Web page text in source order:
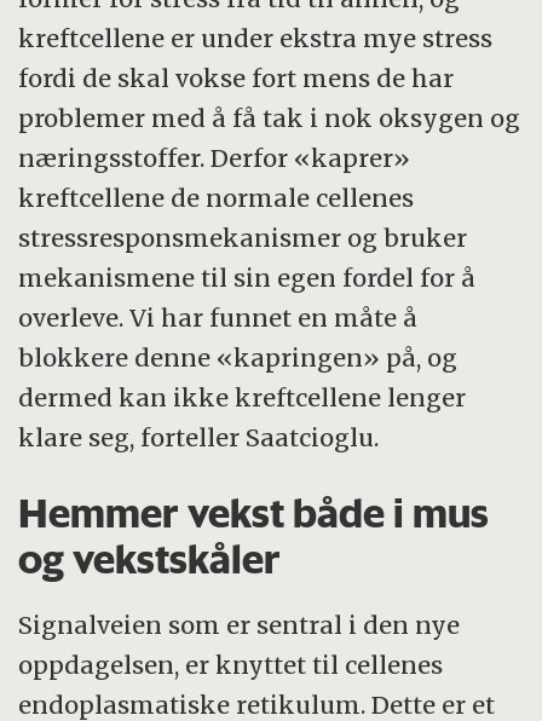
kreftcellene er under ekstra mye stress
fordi de skal vokse fort mens de har
problemer med å få tak i nok oksygen og
næringsstoffer. Derfor «kaprer»
kreftcellene de normale cellenes
stressresponsmekanismer og bruker
mekanismene til sin egen fordel for å
overleve. Vi har funnet en måte å
blokkere denne «kapringen» på, og
dermed kan ikke kreftcellene lenger
klare seg, forteller Saatcioglu.
Hemmer vekst både i mus
og vekstskåler
Signalveien som er sentral i den nye
oppdagelsen, er knyttet til cellenes
endoplasmatiske retikulum. Dette er et